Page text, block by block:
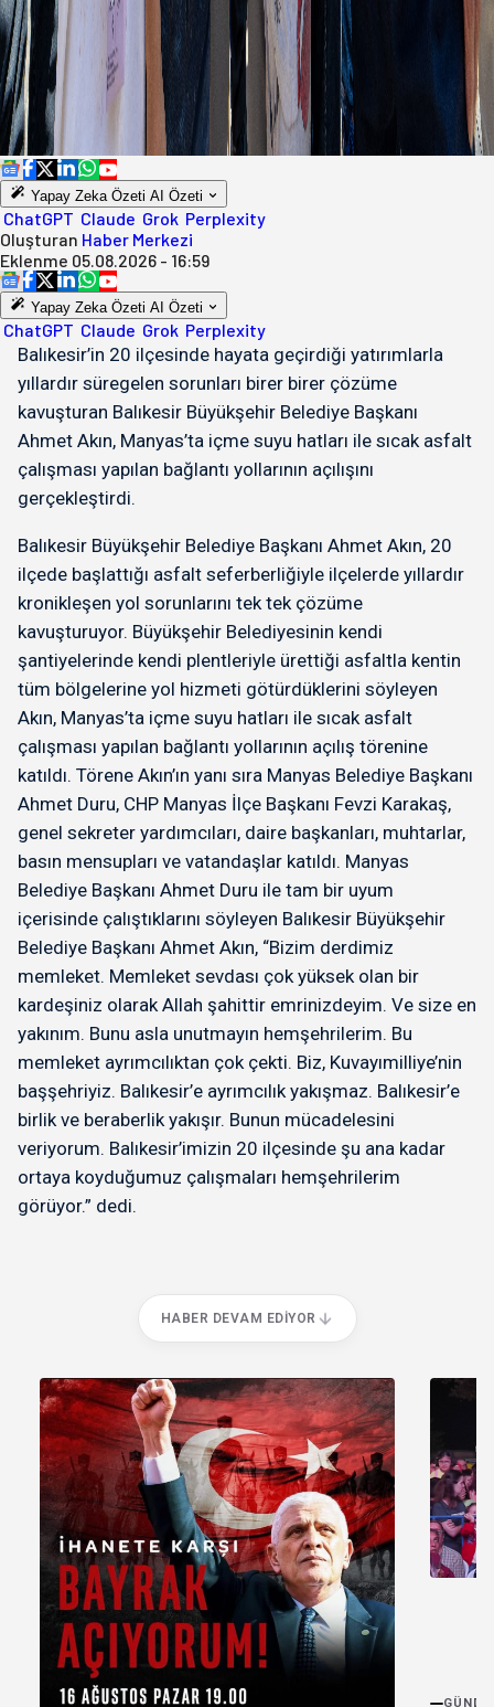
Yapay Zeka Özeti AI Özeti
ChatGPT Claude Grok Perplexity
Oluşturan Haber Merkezi
Eklenme 05.08.2026 - 16:59
Yapay Zeka Özeti AI Özeti
ChatGPT Claude Grok Perplexity
Balıkesir’in 20 ilçesinde hayata geçirdiği yatırımlarla
yıllardır süregelen sorunları birer birer çözüme
kavuşturan Balıkesir Büyükşehir Belediye Başkanı
Ahmet Akın, Manyas’ta içme suyu hatları ile sıcak asfalt
çalışması yapılan bağlantı yollarının açılışını
gerçekleştirdi.
Balıkesir Büyükşehir Belediye Başkanı Ahmet Akın, 20
ilçede başlattığı asfalt seferberliğiyle ilçelerde yıllardır
kronikleşen yol sorunlarını tek tek çözüme
kavuşturuyor. Büyükşehir Belediyesinin kendi
şantiyelerinde kendi plentleriyle ürettiği asfaltla kentin
tüm bölgelerine yol hizmeti götürdüklerini söyleyen
Akın, Manyas’ta içme suyu hatları ile sıcak asfalt
çalışması yapılan bağlantı yollarının açılış törenine
katıldı. Törene Akın’ın yanı sıra Manyas Belediye Başkanı
Ahmet Duru, CHP Manyas İlçe Başkanı Fevzi Karakaş,
genel sekreter yardımcıları, daire başkanları, muhtarlar,
basın mensupları ve vatandaşlar katıldı. Manyas
Belediye Başkanı Ahmet Duru ile tam bir uyum
içerisinde çalıştıklarını söyleyen Balıkesir Büyükşehir
Belediye Başkanı Ahmet Akın, “Bizim derdimiz
memleket. Memleket sevdası çok yüksek olan bir
kardeşiniz olarak Allah şahittir emrinizdeyim. Ve size en
yakınım. Bunu asla unutmayın hemşehrilerim. Bu
memleket ayrımcılıktan çok çekti. Biz, Kuvayımilliye’nin
başşehriyiz. Balıkesir’e ayrımcılık yakışmaz. Balıkesir’e
birlik ve beraberlik yakışır. Bunun mücadelesini
veriyorum. Balıkesir’imizin 20 ilçesinde şu ana kadar
ortaya koyduğumuz çalışmaları hemşehrilerim
görüyor.” dedi.
HABER DEVAM EDIYOR